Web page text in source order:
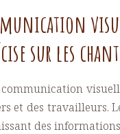
sur les
et des travailleurs.
des